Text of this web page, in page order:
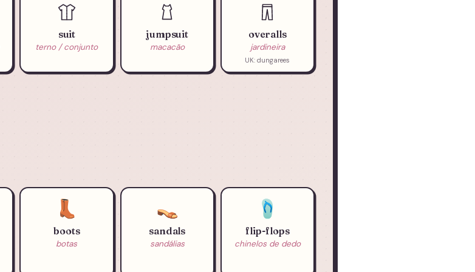
suit
terno / conjunto
jumpsuit
macacão
overalls
jardineira
UK: dungarees
👢
boots
botas
👡
sandals
sandálias
🩴
flip-flops
chinelos de dedo